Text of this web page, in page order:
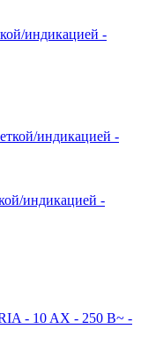
индикацией -
индикацией -